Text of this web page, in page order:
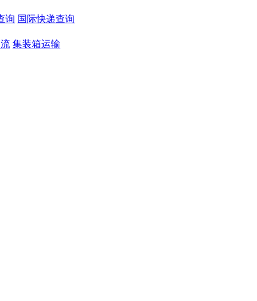
询 国际快递查询
集装箱运输